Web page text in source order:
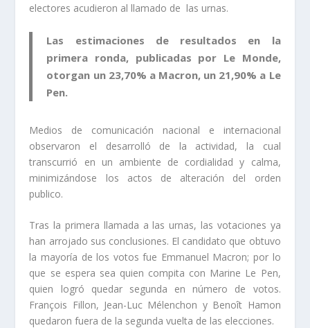
electores acudieron al llamado de las urnas.
Las estimaciones de resultados en la
primera ronda, publicadas por Le Monde,
otorgan un 23,70% a Macron, un 21,90% a Le
Pen.
Medios de comunicación nacional e internacional
observaron el desarrolló de la actividad, la cual
transcurrió en un ambiente de cordialidad y calma,
minimizándose los actos de alteración del orden
publico.
Tras la primera llamada a las urnas, las votaciones ya
han arrojado sus conclusiones. El candidato que obtuvo
la mayoría de los votos fue Emmanuel Macron; por lo
que se espera sea quien compita con Marine Le Pen,
quien logró quedar segunda en número de votos.
François Fillon, Jean-Luc Mélenchon y Benoît Hamon
quedaron fuera de la segunda vuelta de las elecciones.